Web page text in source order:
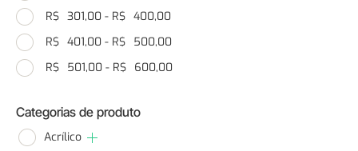
R$ 301,00 - R$ 400,00
R$ 401,00 - R$ 500,00
R$ 501,00 - R$ 600,00
Categorias de produto
Acrílico